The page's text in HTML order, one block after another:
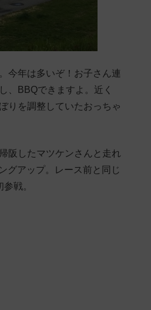
今年は多いぞ！お子さん連
、BBQできますよ。近く
りを調整していたおっちゃ
阪したマツケンさんと走れ
グアップ。レース前と同じ
戦。